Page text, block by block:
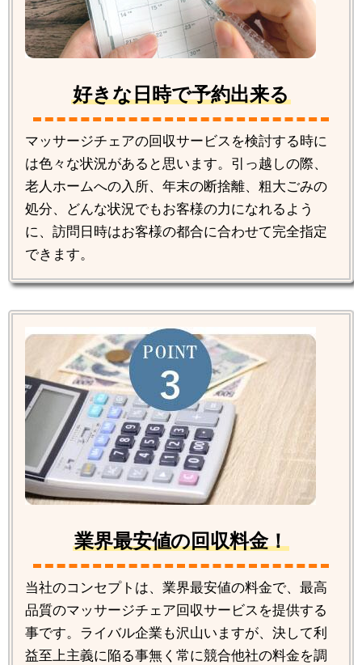
好きな日時で予約出来る
マッサージチェアの回収サービスを検討する時に
は色々な状況があると思います。引っ越しの際、
老人ホームへの入所、年末の断捨離、粗大ごみの
処分、どんな状況でもお客様の力になれるよう
に、訪問日時はお客様の都合に合わせて完全指定
できます。
業界最安値の回収料金！
当社のコンセプトは、業界最安値の料金で、最高
品質のマッサージチェア回収サービスを提供する
事です。ライバル企業も沢山いますが、決して利
益至上主義に陥る事無く常に競合他社の料金を調